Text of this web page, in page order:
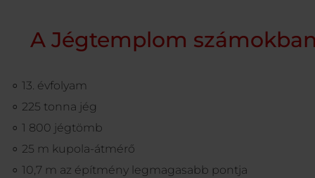
A Jégtemplom
13. évfolyam
225 tonna jég
1 800 jégtömb
25 m kupola-átmérő
10,7 m az építmény legmagasabb pontja